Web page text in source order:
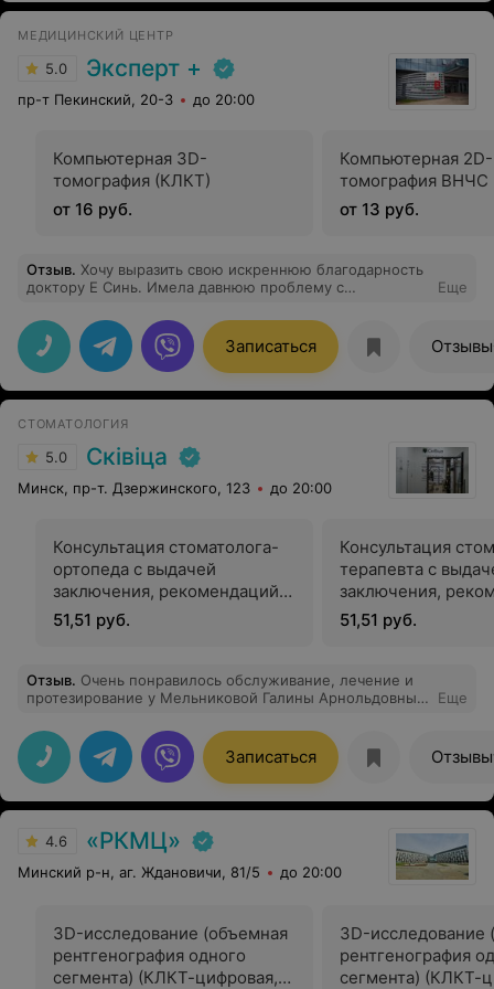
МЕДИЦИНСКИЙ ЦЕНТР
5.0 Эксперт +
пр-т Пекинский, 20-3 до 20:00
Компьютерная 3D-
томография (КЛКТ)
от 16 руб.
Компьютерная
томография ВНЧС
от 13 руб.
Отзыв. Хочу выразить свою искреннюю благодарность
доктору Е Синь. Имела давнюю проблему с
методы ее лечения, но не достигла желаемого
результата. И также был острый ахиллобурсит. После
первого приема (иглоукалывание и электропунктура) у
доктора Е Синь мне сразу стало же лучше (
уменьшился болевой синдром и увеличился объем
подходит к сбору анамнеза пациента, внимательный,
приятный в общении. Благодарю центр Эксперт+, что
благодаря международному сотрудничеству мы имеем
возможность обратиться к Магистру акупунктуры
(редкому специалисту высокого класса). Очень
Еще
Записаться Отзывы
СТОМАТОЛОГИЯ
5.0 Сківіца
Минск, пр-т. Дзержинского, 123 до 20:00
Консультация стоматолога-
ортопеда с выдачей
заключения, рекомендаций с
диагностикой снимка КЛКТ
(ОПТГ)
51,51 руб.
Консультация
терапевта с
заключения,
диагностикой
(ОПТГ)
51,51 руб.
Отзыв. Очень понравилось обслуживание, лечение и
протезирование у Мельниковой Галины Арнольдовны и
Еще
Записаться Отзывы
4.6 «РКМЦ»
Минский р-н, аг. Ждановичи, 81/5 до 20:00
3D-исследование (объемная
рентгенография одного
сегмента) (КЛКТ-цифровая,
3D-исследование
рентгенография
сегмента) (КЛКТ-